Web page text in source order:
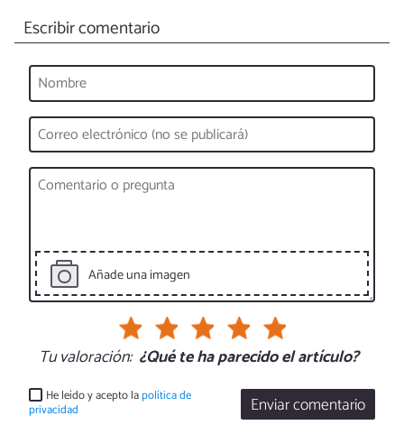
Escribir comentario
Añade una imagen
Tu valoración: ¿Qué te ha parecido el artículo?
Enviar comentario
He leído y acepto lapolítica de
privacidad